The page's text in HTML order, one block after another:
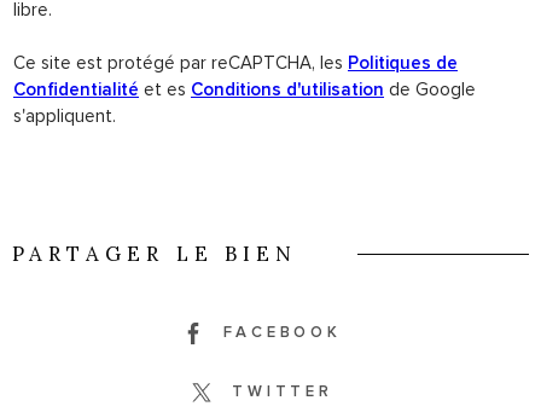
libre.
Ce site est protégé par reCAPTCHA, les Politiques de
Confidentialité et es Conditions d'utilisation de Google
s'appliquent.
PARTAGER LE BIEN
FACEBOOK
TWITTER